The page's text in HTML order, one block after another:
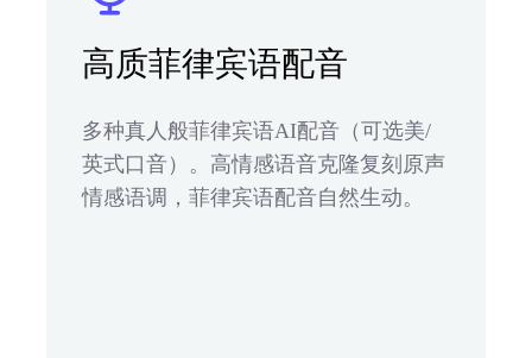
高质菲律宾语配音
多种真人般菲律宾语AI配音（可选美/
英式口音）。高情感语音克隆复刻原声
情感语调，菲律宾语配音自然生动。